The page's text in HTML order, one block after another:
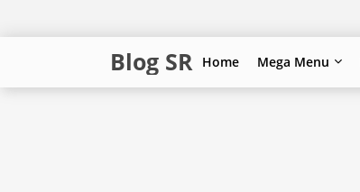
Blog SR Home Mega Menu